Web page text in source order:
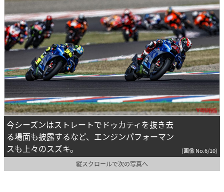
今シーズンはストレートでドゥカティを抜き去
る場面も披露するなど、エンジンパフォーマン
スも上々のスズキ。
(画像 No.6/10)
縦スクロールで次の写真へ